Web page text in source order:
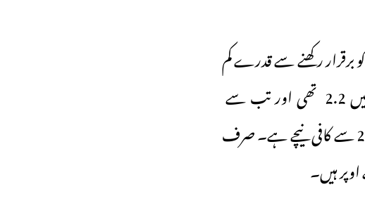
آبادی کی سطح کو برقرار رکھنے سے قدرے کم
ہے۔ عالمی بینک کے اعداد و شمار کے مطابق یہ شرح 2015۔16 میں 2.2 تھی اور تب سے
مسلسل کم ہورہی ہے ۔ جنوبی ہند کی کئی ریاستوں میں اب یہ شرح 2.1 سے کافی نیچے ہے۔ صرف